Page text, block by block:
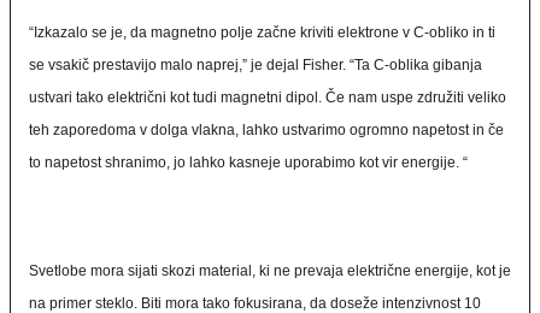
“Izkazalo se je, da magnetno polje začne kriviti elektrone v C-obliko in ti
se vsakič prestavijo malo naprej,” je dejal Fisher. “Ta C-oblika gibanja
ustvari tako električni kot tudi magnetni dipol. Če nam uspe združiti veliko
teh zaporedoma v dolga vlakna, lahko ustvarimo ogromno napetost in če
to napetost shranimo, jo lahko kasneje uporabimo kot vir energije. “
Svetlobe mora sijati skozi material, ki ne prevaja električne energije, kot je
na primer steklo. Biti mora tako fokusirana, da doseže intenzivnost 10